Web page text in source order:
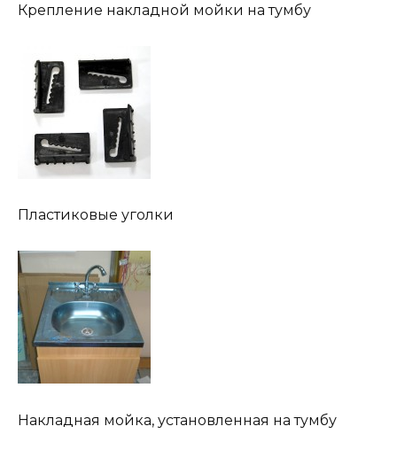
Крепление накладной мойки на тумбу
Пластиковые уголки
Накладная мойка, установленная на тумбу